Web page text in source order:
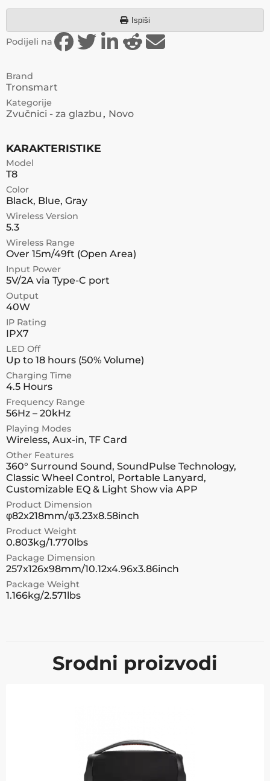
Ispiši
Podijeli na
Brand
Tronsmart
Kategorije
Zvučnici - za glazbu Novo
KARAKTERISTIKE
Model
T8
Color
Black, Blue, Gray
Wireless Version
5.3
Wireless Range
Over 15m/49ft (Open Area)
Input Power
5V/2A via Type-C port
Output
40W
IP Rating
IPX7
LED Off
Up to 18 hours (50% Volume)
Charging Time
4.5 Hours
Frequency Range
56Hz – 20kHz
Playing Modes
Wireless, Aux-in, TF Card
Other Features
360° Surround Sound, SoundPulse Technology,
Classic Wheel Control, Portable Lanyard,
Customizable EQ & Light Show via APP
Product Dimension
φ82x218mm/φ3.23x8.58inch
Product Weight
0.803kg/1.770lbs
Package Dimension
257x126x98mm/10.12x4.96x3.86inch
Package Weight
1.166kg/2.571lbs
Srodni proizvodi